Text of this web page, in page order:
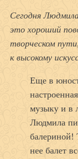
Сегодня
это хороший
творческом
к высокому
Еще в
музыку и в
Людмила
балериной!
нее балет